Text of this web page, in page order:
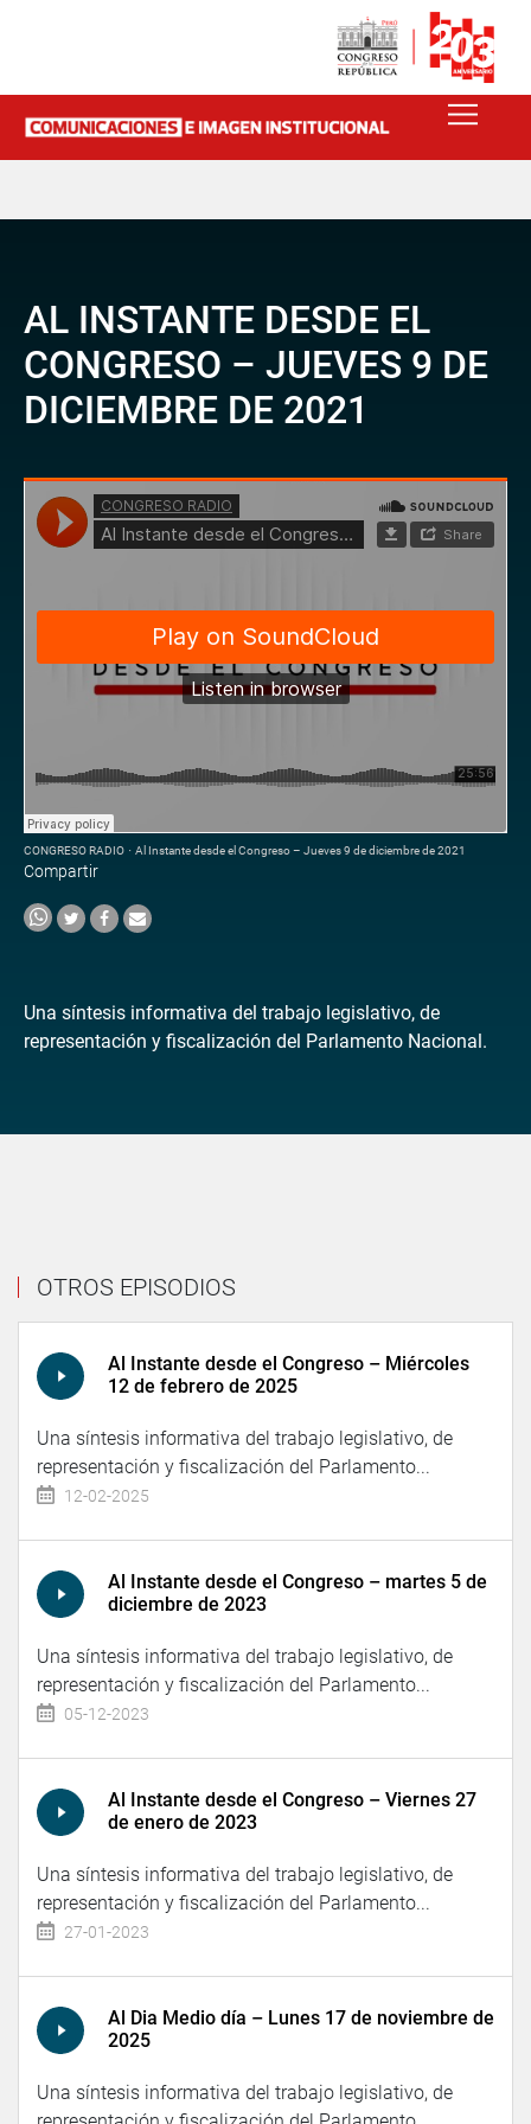
AL INSTANTE DESDE EL
CONGRESO – JUEVES 9 DE
DICIEMBRE DE 2021
CONGRESO RADIO · Al Instante desde el Congreso – Jueves 9 de diciembre de 2021
Compartir
Una síntesis informativa del trabajo legislativo, de
representación y fiscalización del Parlamento Nacional.
OTROS EPISODIOS
Al Instante desde el Congreso – Miércoles
12 de febrero de 2025
Una síntesis informativa del trabajo legislativo, de
representación y fiscalización del Parlamento...
12-02-2025
Al Instante desde el Congreso – martes 5 de
diciembre de 2023
Una síntesis informativa del trabajo legislativo, de
representación y fiscalización del Parlamento...
05-12-2023
Al Instante desde el Congreso – Viernes 27
de enero de 2023
Una síntesis informativa del trabajo legislativo, de
representación y fiscalización del Parlamento...
27-01-2023
Al Dia Medio día – Lunes 17 de noviembre de
2025
Una síntesis informativa del trabajo legislativo, de